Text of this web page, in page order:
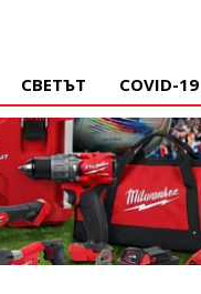
СВЕТЪТ COVID-19